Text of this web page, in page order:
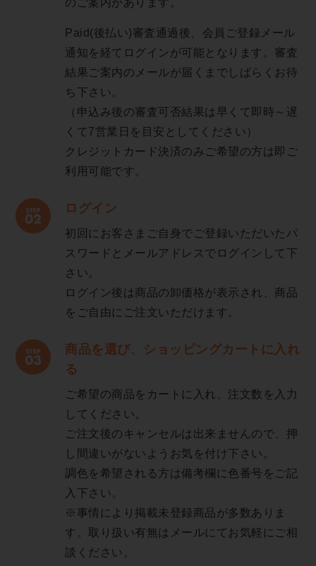
のご案内があります。
Paid(後払い)審査通過後、会員ご登録メール
通知を経てログインが可能となります。審査
結果ご案内のメールが届くまでしばらくお待
ち下さい。
（申込み後の審査可否結果は早くて即時～遅
くて7営業日を目安としてください）
クレジットカード決済のみご希望の方は即ご
利用可能です。
ログイン
初回にお客さまご自身でご登録いただいたパ
スワードとメールアドレスでログインして下
さい。
ログイン後は商品の卸価格が表示され、商品
をご自由にご注文いただけます。
商品を選び、ショッピングカートに入れ
る
ご希望の商品をカートに入れ、注文数を入力
してください。
ご注文後のキャンセルは出来ませんので、押
し間違いがないようお気を付け下さい。
調色を希望される方は備考欄に色番号をご記
入下さい。
※事情により掲載未登録商品が多数ありま
す。取り扱い有無はメールにてお気軽にご相
談ください。